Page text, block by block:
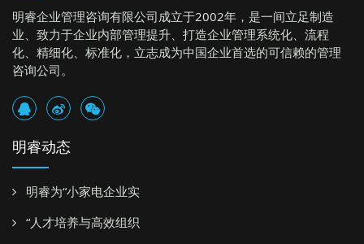
明睿企业管理咨询有限公司成立于2002年，是一间立足制造
业、致力于企业内部管理提升、打造企业管理系统化、流程
化、精细化、标准化，立志成为中国企业首选的可信赖的管理
咨询公司。
明睿动态
明睿为“小家电企业实
“人才培养与高效组织